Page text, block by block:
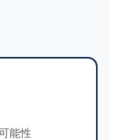
能性